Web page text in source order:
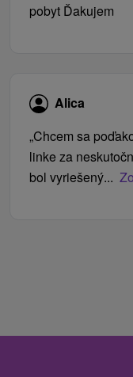
pobyt Ďakujem
Alica
„Chcem sa
linke za
bol vyriešený...